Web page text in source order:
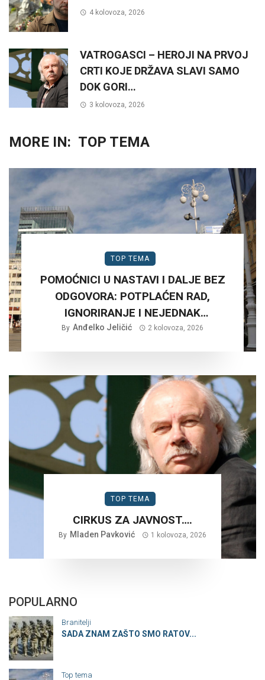
4 kolovoza, 2026
VATROGASCI – HEROJI NA PRVOJ
CRTI KOJE DRŽAVA SLAVI SAMO
DOK GORI…
3 kolovoza, 2026
MORE IN: TOP TEMA
TOP TEMA
POMOĆNICI U NASTAVI I DALJE BEZ
ODGOVORA: POTPLAĆEN RAD,
IGNORIRANJE I NEJEDNAK
TRETMAN…
By Anđelko Jeličić 2 kolovoza, 2026
TOP TEMA
CIRKUS ZA JAVNOST….
By Mladen Pavković 1 kolovoza, 2026
POPULARNO
Branitelji
SADA ZNAM ZAŠTO SMO RATOV...
Top tema